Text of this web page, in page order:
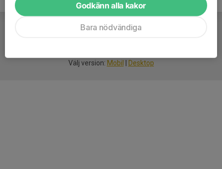
Välj version: Mobil Desktop
Godkänn alla kakor
Bara nödvändiga